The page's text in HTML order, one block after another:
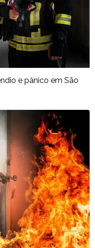
e pânico em São